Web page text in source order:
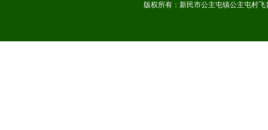
版权所有：新民市公主屯镇公主屯村